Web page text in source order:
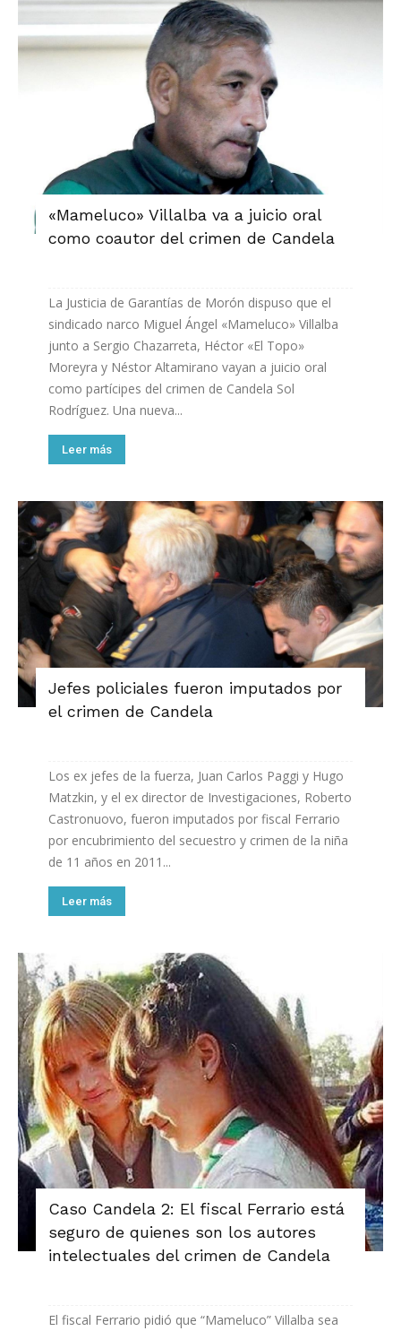
«Mameluco» Villalba va a juicio oral
como coautor del crimen de Candela
La Justicia de Garantías de Morón dispuso que el
sindicado narco Miguel Ángel «Mameluco» Villalba
junto a Sergio Chazarreta, Héctor «El Topo»
Moreyra y Néstor Altamirano vayan a juicio oral
como partícipes del crimen de Candela Sol
Rodríguez. Una nueva...
Leer más
Jefes policiales fueron imputados por
el crimen de Candela
Los ex jefes de la fuerza, Juan Carlos Paggi y Hugo
Matzkin, y el ex director de Investigaciones, Roberto
Castronuovo, fueron imputados por fiscal Ferrario
por encubrimiento del secuestro y crimen de la niña
de 11 años en 2011...
Leer más
Caso Candela 2: El fiscal Ferrario está
seguro de quienes son los autores
intelectuales del crimen de Candela
El fiscal Ferrario pidió que “Mameluco” Villalba sea